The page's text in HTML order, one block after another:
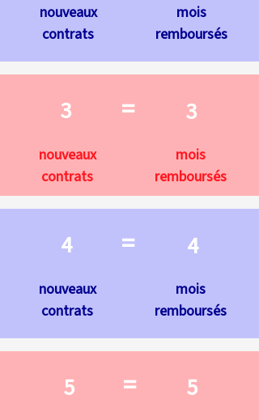
nouveaux
contrats
mois
remboursés
3 = 3
nouveaux
contrats
mois
remboursés
4 = 4
nouveaux
contrats
mois
remboursés
5 = 5